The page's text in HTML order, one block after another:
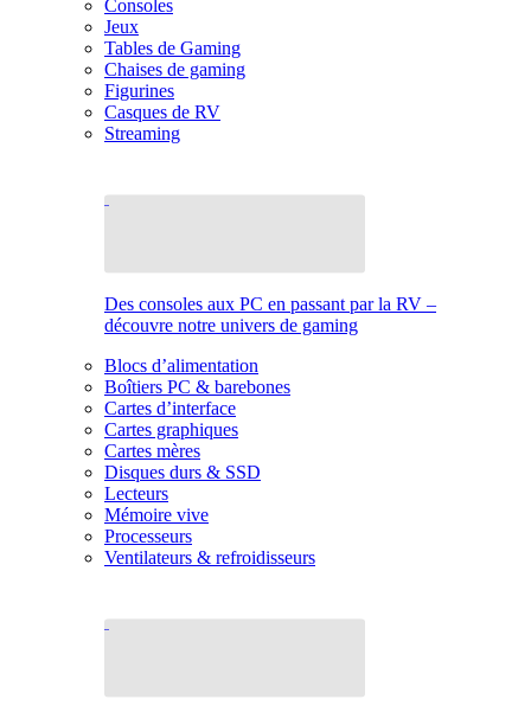
Consoles
Jeux
Tables de Gaming
Chaises de gaming
Figurines
Casques de RV
Streaming
Des consoles aux PC en passant par la RV –
découvre notre univers de gaming
Blocs d’alimentation
Boîtiers PC & barebones
Cartes d’interface
Cartes graphiques
Cartes mères
Disques durs & SSD
Lecteurs
Mémoire vive
Processeurs
Ventilateurs & refroidisseurs